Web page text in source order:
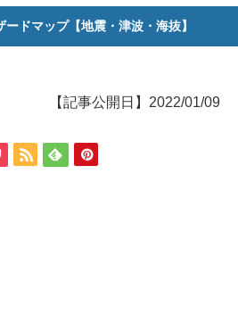
ドマップ【地震・津波・海抜】
【記事公開日】2022/01/09